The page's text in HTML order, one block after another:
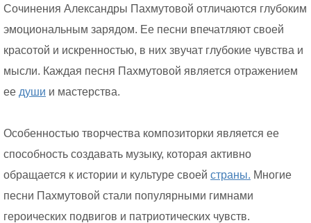
Сочинения Александры Пахмутовой отличаются глубоким
эмоциональным зарядом. Ее песни впечатляют своей
красотой и искренностью, в них звучат глубокие чувства и
мысли. Каждая песня Пахмутовой является отражением
ее души и мастерства.
Особенностью творчества композиторки является ее
способность создавать музыку, которая активно
обращается к истории и культуре своей страны. Многие
песни Пахмутовой стали популярными гимнами
героических подвигов и патриотических чувств.